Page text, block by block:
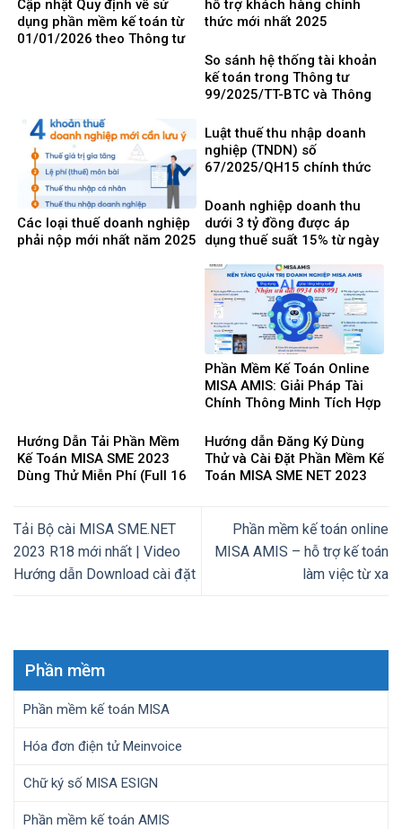
Cập nhật Quy định về sử
dụng phần mềm kế toán từ
01/01/2026 theo Thông tư
hỗ trợ khách hàng chính
thức mới nhất 2025
So sánh hệ thống tài khoản
kế toán trong Thông tư
99/2025/TT-BTC và Thông
Các loại thuế doanh nghiệp
phải nộp mới nhất năm 2025
Luật thuế thu nhập doanh
nghiệp (TNDN) số
67/2025/QH15 chính thức
01/10/2025 và 8 điểm mới
cần lưu ý
Doanh nghiệp doanh thu
dưới 3 tỷ đồng được áp
dụng thuế suất 15% từ ngày
Phần Mềm Kế Toán Online
MISA AMIS: Giải Pháp Tài
Chính Thông Minh Tích Hợp
Hướng Dẫn Tải Phần Mềm
Kế Toán MISA SME 2023
Dùng Thử Miễn Phí (Full 16
Hướng dẫn Đăng Ký Dùng
Thử và Cài Đặt Phần Mềm Kế
Toán MISA SME NET 2023
Tải Bộ cài MISA SME.NET
2023 R18 mới nhất | Video
Hướng dẫn Download cài đặt
Phần mềm kế toán online
MISA AMIS – hỗ trợ kế toán
làm việc từ xa
Phần mềm
Phần mềm kế toán MISA
Hóa đơn điện tử Meinvoice
Chữ ký số MISA ESIGN
Phần mềm kế toán AMIS